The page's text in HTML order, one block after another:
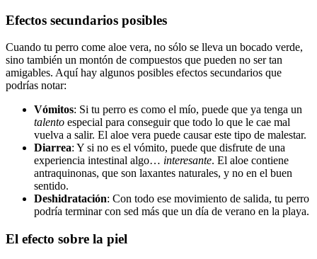
Efectos secundarios posibles
Cuando tu perro come aloe vera, no sólo se lleva un bocado verde,
sino también un montón de compuestos que pueden no ser tan
amigables. Aquí hay algunos posibles efectos secundarios que
podrías notar:
Vómitos: Si tu perro es como el mío, puede que ya tenga un
talento especial para conseguir que todo lo que le cae mal
vuelva a salir. El aloe vera puede causar este tipo de malestar.
Diarrea: Y si no es el vómito, puede que disfrute de una
experiencia intestinal algo… interesante. El aloe contiene
antraquinonas, que son laxantes naturales, y no en el buen
sentido.
Deshidratación: Con todo ese movimiento de salida, tu perro
podría terminar con sed más que un día de verano en la playa.
El efecto sobre la piel